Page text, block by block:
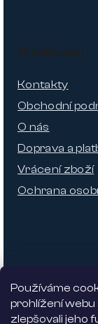
Používáme
prohlížení webu
zlepšovali jeho
O nákupu
Kontakty
Obchodní
O nás
Doprava a
Vrácení zboží
Ochrana